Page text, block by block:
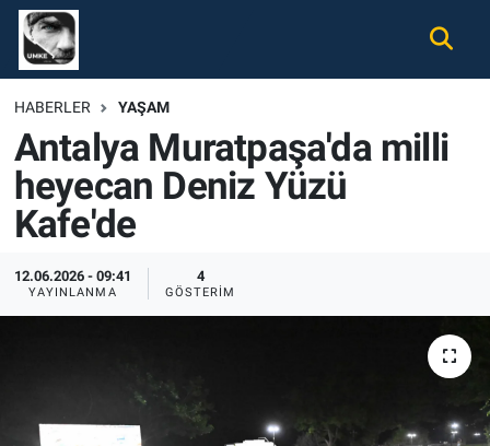
HABERLER YAŞAM
Antalya Muratpaşa'da milli
heyecan Deniz Yüzü
Kafe'de
12.06.2026 - 09:41
YAYINLANMA
4
GÖSTERIM
Gündem
Ekonomi
Spor
Tüm Haberler
Künye
Nöbetçi Eczaneler
Hava Durumu
Namaz Vakitleri
Süper Lig Puan Durumu ve Fikstür
Son Dakika Haberleri